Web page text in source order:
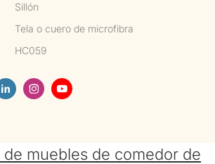
Sillón
Tela o cuero de microfibra
HC059
muebles de comedor de